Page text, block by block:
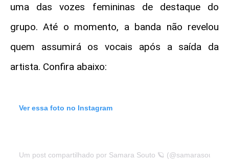
uma das vozes femininas de destaque do
grupo. Até o momento, a banda não revelou
quem assumirá os vocais após a saída da
artista. Confira abaixo:
Ver essa foto no Instagram
Um post compartilhado por Samara Souto 🪐 (@samarasouto)